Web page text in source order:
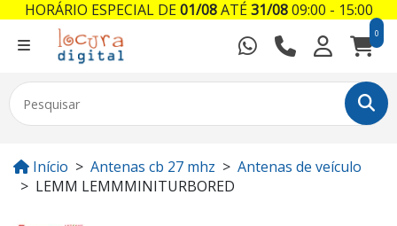
0
Início Antenas cb 27 mhz
Antenas de veículo
LEMM LEMMMINITURBORED
HORÁRIO ESPECIAL DE01/08ATÉ31/0809:00 - 15:00